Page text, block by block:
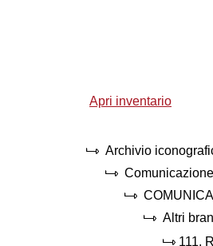
Apri inventario
Archivio
Altri
111.